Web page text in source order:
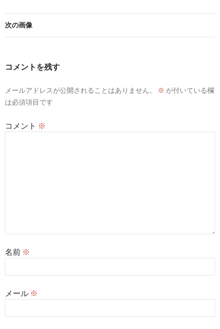
次の画像
コメントを残す
メールアドレスが公開されることはありません。 ※ が付いている欄
は必須項目です
コメント ※
名前 ※
メール ※